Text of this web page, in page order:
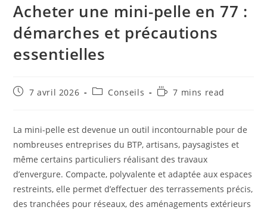
Acheter une mini-pelle en 77 :
démarches et précautions
essentielles
7 avril 2026 Conseils 7 mins read
La mini-pelle est devenue un outil incontournable pour de
nombreuses entreprises du BTP, artisans, paysagistes et
même certains particuliers réalisant des travaux
d’envergure. Compacte, polyvalente et adaptée aux espaces
restreints, elle permet d’effectuer des terrassements précis,
des tranchées pour réseaux, des aménagements extérieurs